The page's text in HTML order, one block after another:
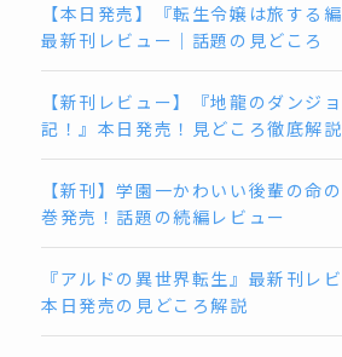
【本日発売】『転生令嬢は旅する編
最新刊レビュー｜話題の見どころ
【新刊レビュー】『地龍のダンジ
記！』本日発売！見どころ徹底解説
【新刊】学園一かわいい後輩の命
巻発売！話題の続編レビュー
『アルドの異世界転生』最新刊レビ
本日発売の見どころ解説